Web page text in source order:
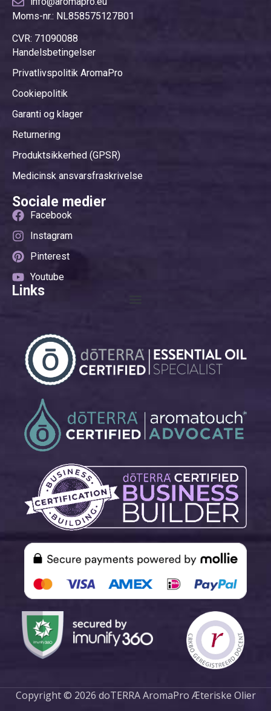
Moms-nr.: NL858575127B01
CVR: 71090088
Handelsbetingelser
Privatlivspolitik AromaPro
Cookiepolitik
Garanti og klager
Returnering
Produktsikkerhed (GPSR)
Medicinsk ansvarsfraskrivelse
Sociale medier
Facebook
Instagram
Pinterest
Youtube
Links
Copyright © 2026 doTERRA AromaPro Æteriske Olier